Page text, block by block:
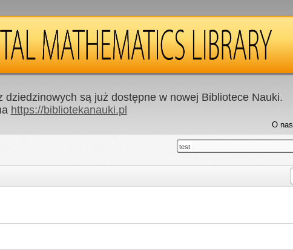
dziedzinowych są już dostępne w nowej Bibliotece Nauki.
https://bibliotekanauki.pl
O nas
test